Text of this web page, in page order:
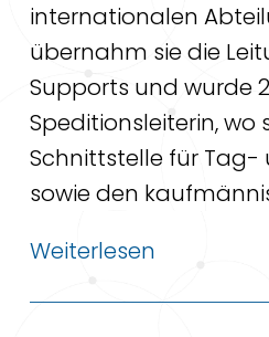
internationalen
übernahm sie die
Supports und wurde
Speditionsleiterin, wo
Schnittstelle für
sowie den
Weiterlesen